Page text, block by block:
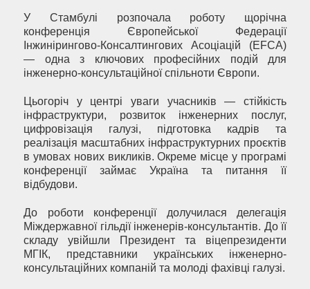
У Стамбулі розпочала роботу щорічна
конференція Європейської Федерації
Інжинірингово-Консалтингових Асоціацій (EFCA)
— одна з ключових професійних подій для
інженерно-консультаційної спільноти Європи.
Цьогоріч у центрі уваги учасників — стійкість
інфраструктури, розвиток інженерних послуг,
цифровізація галузі, підготовка кадрів та
реалізація масштабних інфраструктурних проєктів
в умовах нових викликів. Окреме місце у програмі
конференції займає Україна та питання її
відбудови.
До роботи конференції долучилася делегація
Міждержавної гільдії інженерів-консультантів. До її
складу увійшли Президент та віцепрезиденти
МГІК, представники українських інженерно-
консультаційних компаній та молоді фахівці галузі.